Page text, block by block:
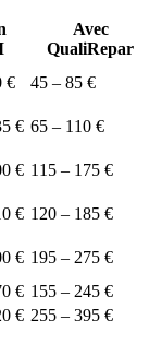
Avec
QualiRepar
€
45 – 85 €
€ 65 – 110 €
€ 115 – 175 €
€ 120 – 185 €
€ 195 – 275 €
€ 155 – 245 €
€ 255 – 395 €